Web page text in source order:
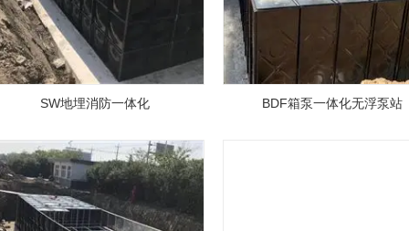
SW地埋消防一体化 BDF箱泵一体化无浮泵站